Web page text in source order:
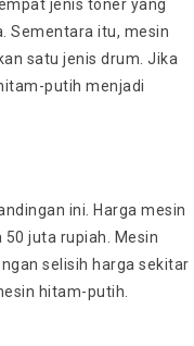
jenis toner yang
Sementara itu, mesin
satu jenis drum. Jika
putih menjadi
ini. Harga mesin
juta rupiah. Mesin
selisih harga sekitar
hitam-putih.